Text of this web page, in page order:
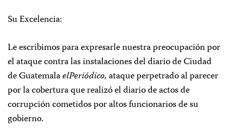
Su Excelencia:
Le escribimos para expresarle nuestra preocupación por
el ataque contra las instalaciones del diario de Ciudad
de GuatemalaelPeriódico,ataque perpetrado al parecer
por la cobertura que realizó el diario de actos de
corrupción cometidos por altos funcionarios de su
gobierno.